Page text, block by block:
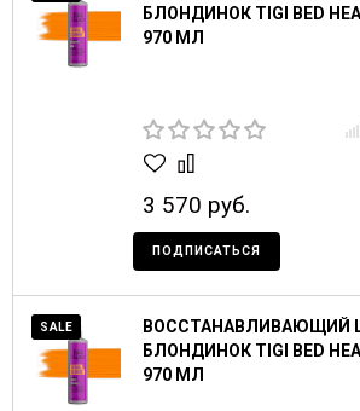
БЛОНДИНОК TIGI BED
970 МЛ
3 570 руб.
ПОДПИСАТЬСЯ
SALE
ВОССТАНАВЛИВАЮЩИЙ
БЛОНДИНОК TIGI BED
970 МЛ